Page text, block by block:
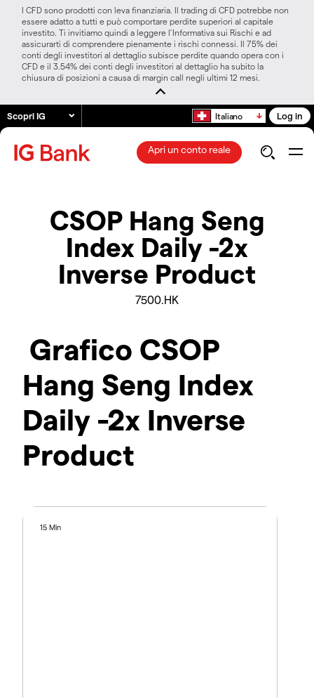
I CFD sono prodotti con leva finanziaria. Il trading di CFD potrebbe non
essere adatto a tutti e può comportare perdite superiori al capitale
investito. Ti invitiamo quindi a leggere l’Informativa sui Rischi e ad
assicurarti di comprendere pienamente i rischi connessi. Il 75% dei
conti degli investitori al dettaglio subisce perdite quando opera con i
CFD e il 3.54% dei conti degli investitori al dettaglio ha subito la
chiusura di posizioni a causa di margin call negli ultimi 12 mesi.
Scopri IG Italiano Log in
Apri un conto reale
CSOP Hang Seng
Index Daily -2x
Inverse Product
7500.HK
Grafico CSOP
Hang Seng Index
Daily -2x Inverse
Product
15 Min